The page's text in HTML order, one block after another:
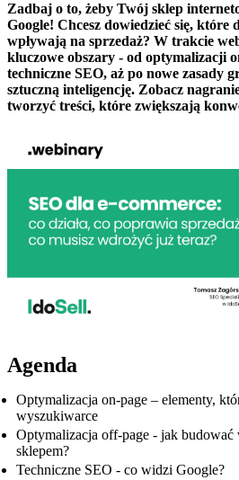
Zadbaj o to, żeby Twój sklep
Google! Chcesz dowiedzieć się, które
wpływają na sprzedaż? W trakcie
kluczowe obszary - od optymalizacji
techniczne SEO, aż po nowe zasady
sztuczną inteligencję. Zobacz
tworzyć treści, które zwiększają
Agenda
Optymalizacja on-page – elementy,
wyszukiwarce
Optymalizacja off-page - jak
sklepem?
Techniczne SEO - co widzi Google?